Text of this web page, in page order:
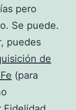
pero
Se puede.
puedes
de
(para